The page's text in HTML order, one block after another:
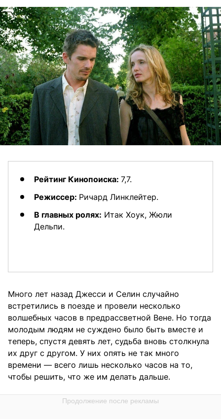
Рейтинг Кинопоиска: 7,7.
Режиссер: Ричард Линклейтер.
В главных ролях: Итак Хоук, Жюли
Дельпи.
Много лет назад Джесси и Селин случайно
встретились в поезде и провели несколько
волшебных часов в предрассветной Вене. Но тогда
молодым людям не суждено было быть вместе и
теперь, спустя девять лет, судьба вновь столкнула
их друг с другом. У них опять не так много
времени — всего лишь несколько часов на то,
чтобы решить, что же им делать дальше.